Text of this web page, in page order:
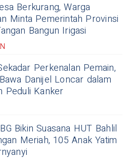
Berkurang, Warga
Minta Pemerintah Provinsi
Bangun Irigasi
Perkenalan Pemain,
Danijel Loncar dalam
Peduli Kanker
Bikin Suasana HUT Bahlil
Meriah, 105 Anak Yatim